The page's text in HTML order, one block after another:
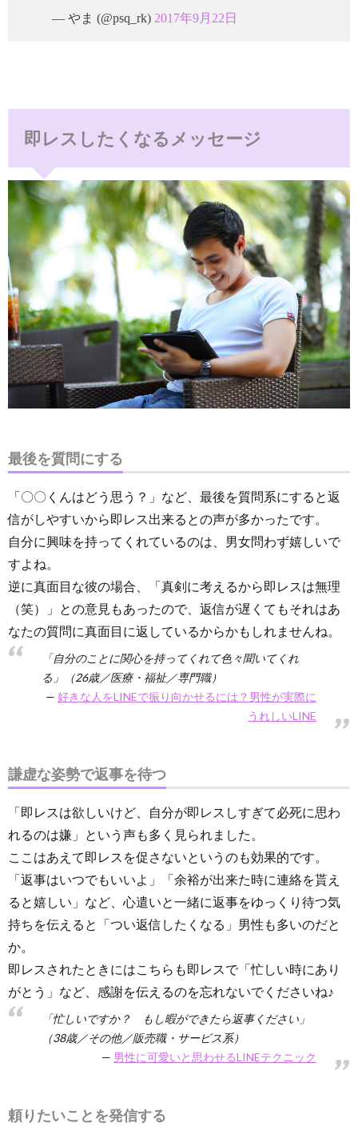
— やま (@psq_rk) 2017年9月22日
即レスしたくなるメッセージ
最後を質問にする
「〇〇くんはどう思う？」など、最後を質問系にすると返
信がしやすいから即レス出来るとの声が多かったです。
自分に興味を持ってくれているのは、男女問わず嬉しいで
すよね。
逆に真面目な彼の場合、「真剣に考えるから即レスは無理
（笑）」との意見もあったので、返信が遅くてもそれはあ
なたの質問に真面目に返しているからかもしれませんね。
「自分のことに関心を持ってくれて色々聞いてくれ
る」（26歳／医療・福祉／専門職）
好きな人をLINEで振り向かせるには？男性が実際に
うれしいLINE
謙虚な姿勢で返事を待つ
「即レスは欲しいけど、自分が即レスしすぎて必死に思わ
れるのは嫌」という声も多く見られました。
ここはあえて即レスを促さないというのも効果的です。
「返事はいつでもいいよ」「余裕が出来た時に連絡を貰え
ると嬉しい」など、心遣いと一緒に返事をゆっくり待つ気
持ちを伝えると「つい返信したくなる」男性も多いのだと
か。
即レスされたときにはこちらも即レスで「忙しい時にあり
がとう」など、感謝を伝えるのを忘れないでくださいね♪
「忙しいですか？ もし暇ができたら返事ください」
（38歳／その他／販売職・サービス系）
男性に可愛いと思わせるLINEテクニック
頼りたいことを発信する